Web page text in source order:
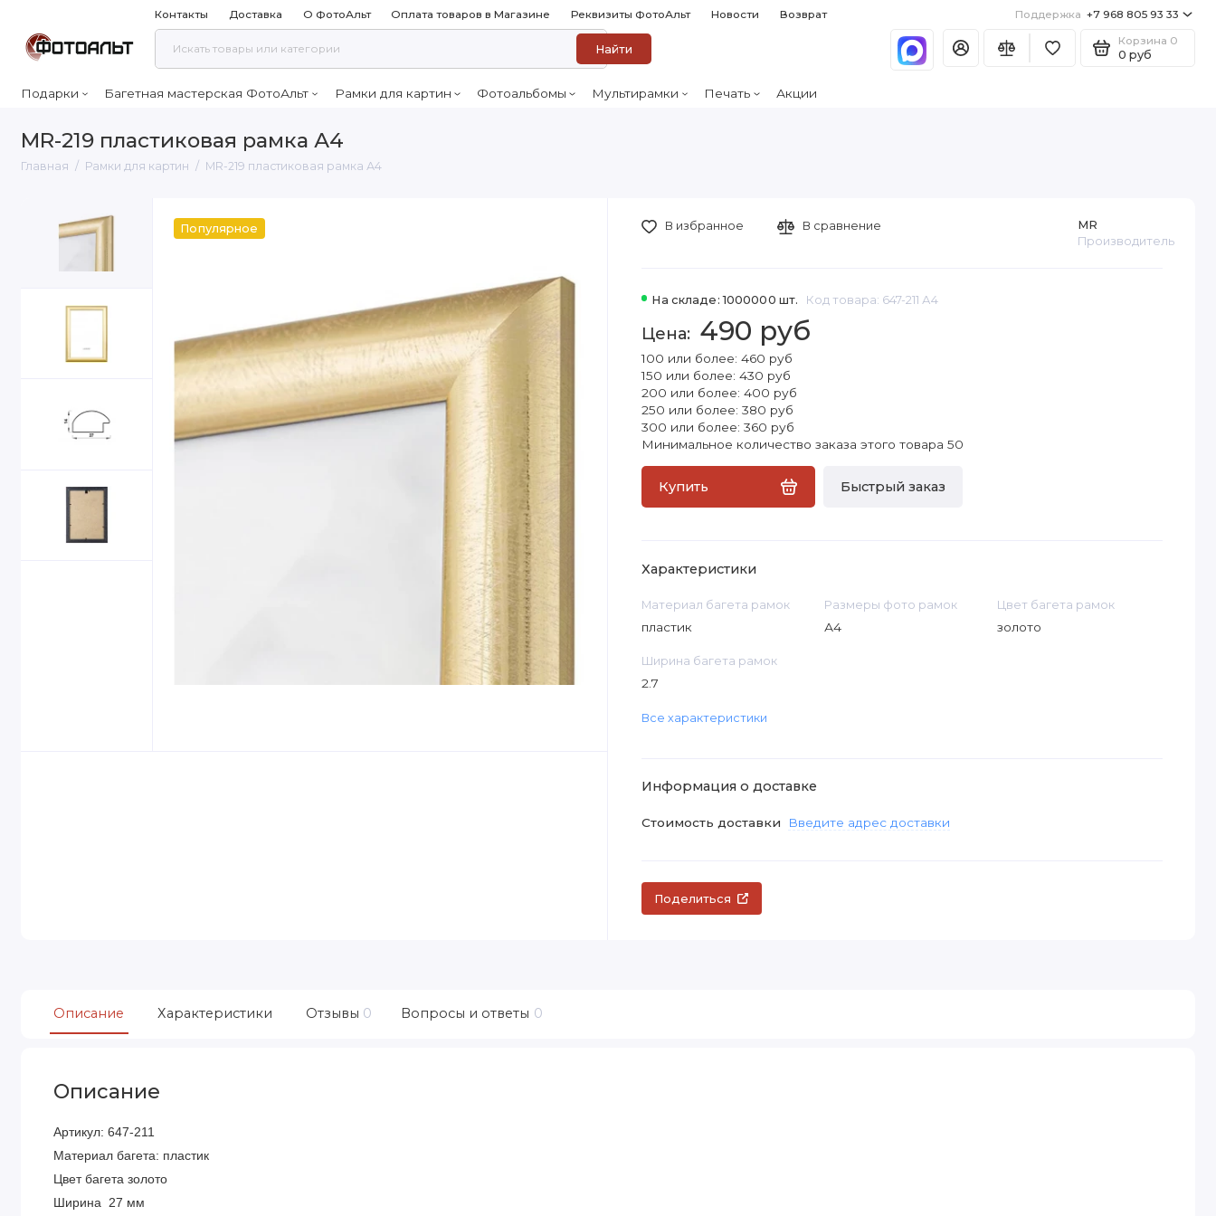
Контакты Доставка О ФотоАльт Оплата товаров в Магазине Реквизиты ФотоАльт Новости Возврат Поддержка +7 968 805 93 33
Найти
Корзина 0
0 руб
Подарки Багетная мастерская ФотоАльт Рамки для картин Фотоальбомы Мультирамки Печать Акции
MR-219 пластиковая рамка А4
Главная Рамки для картин MR-219 пластиковая рамка А4
Популярное
На складе: 1000000 шт. Код товара: 647-211 А4
MR
Производитель
490 руб
100 или более: 460 руб
150 или более: 430 руб
200 или более: 400 руб
250 или более: 380 руб
300 или более: 360 руб
Минимальное количество заказа этого товара 50
Купить Быстрый заказ
В избранное В сравнение
Характеристики
Материал багета рамок
пластик
Размеры фото рамок
А4
Цвет багета рамок
золото
Ширина багета рамок
2.7
Все характеристики
Информация о доставке
Стоимость доставки Введите адрес доставки
Поделиться
Описание Характеристики Отзывы 0 Вопросы и ответы 0
Описание
Артикул: 647-211
Материал багета: пластик
Цвет багета золото
Ширина 27 мм